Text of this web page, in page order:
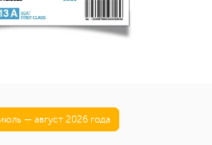
— август 2026 года